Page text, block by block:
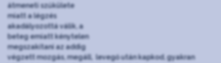
átmeneti szűkülete
miatt a légzés
akadályozottá válik, a
beteg emiatt kénytelen
megszakítani az addig
végzett mozgás, megáll, levegő után kapkod, gyakran